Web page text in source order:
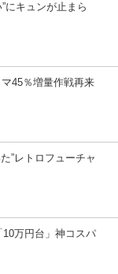
にキュンが止まら
45％増量作戦再来
”レトロフューチャ
10万円台」神コスパ